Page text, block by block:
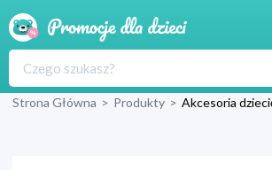
Produkty
Strona Główna > Produkty > Akcesoria